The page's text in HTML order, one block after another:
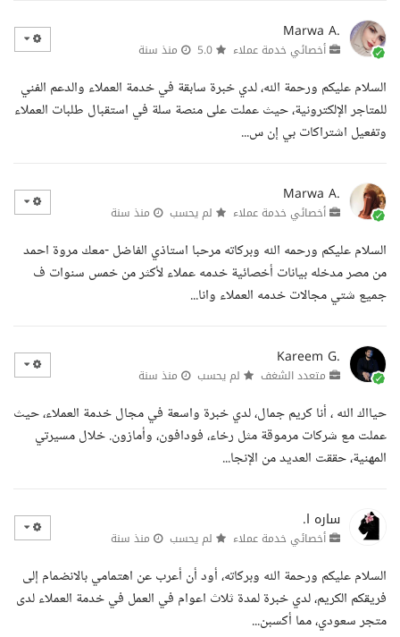
Marwa A.
أخصائي خدمة عملاء منذ سنة
السلام عليكم ورحمة الله، لدي خبرة سابقة في خدمة العملاء والدعم الفني
للمتاجر الإلكترونية، حيث عملت على منصة سلة في استقبال طلبات العملاء
وتفعيل اشتراكات بي إن س...
Marwa A.
أخصائي خدمة عملاء لم يحسب منذ سنة
السلام عليكم ورحمه الله وبركاته مرحبا استاذي الفاضل -معك مروة احمد
من مصر مدخله بيانات أخصائية خدمه عملاء لأكثر من خمس سنوات ف
جميع شتي مجالات خدمه العملاء وانا...
Kareem G.
متعدد الشغف لم يحسب منذ سنة
حيااك الله ، أنا كريم جمال، لدي خبرة واسعة في مجال خدمة العملاء، حيث
عملت مع شركات مرموقة مثل رخاء، فودافون، وأمازون. خلال مسيرتي
المهنية، حققت العديد من الإنجا...
ساره ا.
أخصائي خدمة عملاء لم يحسب منذ سنة
السلام عليكم ورحمة الله وبركاته، أود أن أعرب عن اهتمامي بالانضمام إلى
فريقكم الكريم، لدي خبرة لمدة ثلاث اعوام في العمل في خدمة العملاء لدى
متجر سعودي، مما أكسبن...